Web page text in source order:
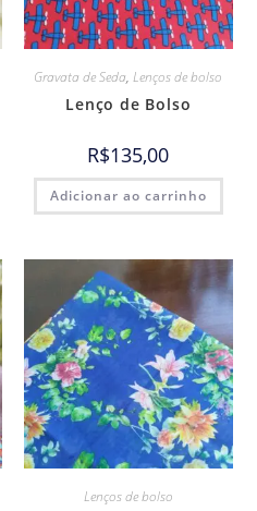
Gravata de Seda,Lenços de bolso
Lenço de Bolso
R$135,00
Adicionar ao carrinho
Lenços de bolso